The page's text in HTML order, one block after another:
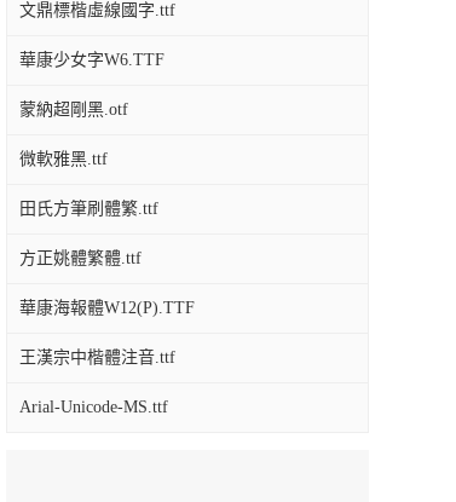
文鼎標楷虛線國字.ttf
華康少女字W6.TTF
蒙納超剛黑.otf
微軟雅黑.ttf
田氏方筆刷體繁.ttf
方正姚體繁體.ttf
華康海報體W12(P).TTF
王漢宗中楷體注音.ttf
Arial-Unicode-MS.ttf